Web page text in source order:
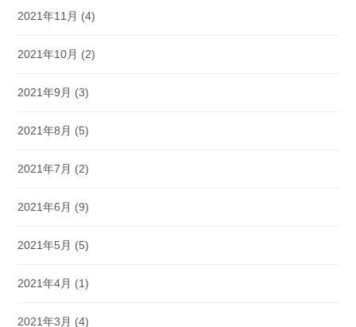
2021年11月 (4)
2021年10月 (2)
2021年9月 (3)
2021年8月 (5)
2021年7月 (2)
2021年6月 (9)
2021年5月 (5)
2021年4月 (1)
2021年3月 (4)